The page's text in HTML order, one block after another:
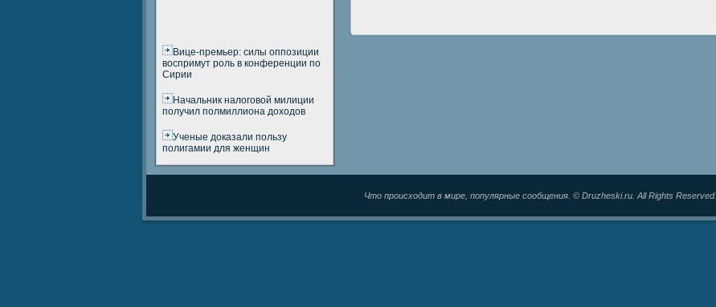
Вице-премьер: силы оппозиции
воспримут роль в конференции по
Сирии
Начальник налоговой милиции
получил полмиллиона доходов
Ученые доказали пользу
полигамии для женщин
Что происходит в мире, популярные сообщения. © Druzheski.ru. All Rights Reserved.